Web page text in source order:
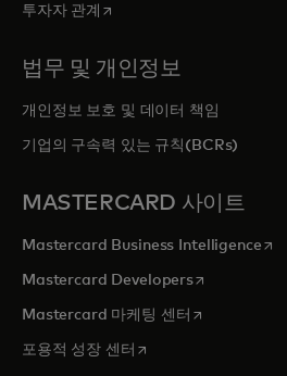
투자자 관계 새 탭에서 열림
법무 및 개인정보
개인정보 보호 및 데이터 책임
기업의 구속력 있는 규칙(BCRs)
MASTERCARD 사이트
Mastercard Business Intelligence새
Mastercard Developers새 탭에서 열림
Mastercard 마케팅 센터 새 탭에서 열림
포용적 성장 센터 새 탭에서 열림